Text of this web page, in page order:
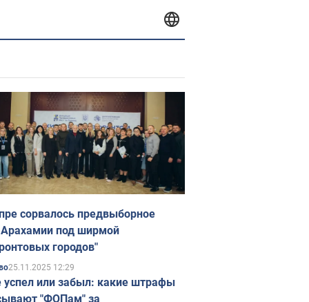
сорвалось предвыборное
Арахамии под ширмой
городов"
25.11.2025 12:29
успел или забыл: какие штрафы
"ФОПам" за